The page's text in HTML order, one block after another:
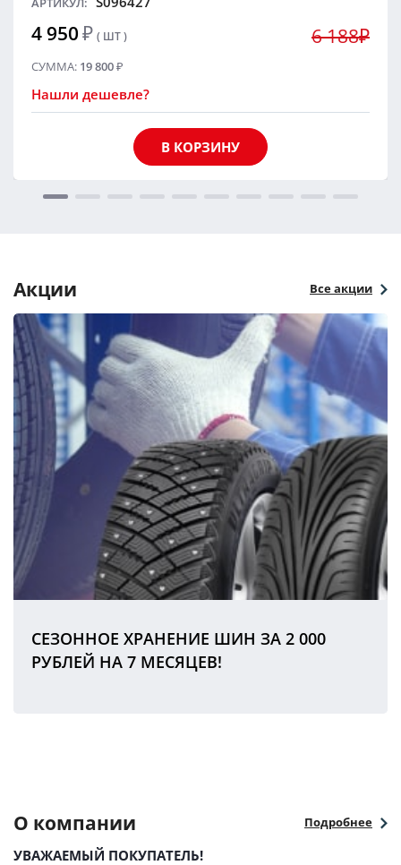
4 950₽ ( ШТ ) 6 188₽
СУММА: 19 800₽
Нашли дешевле?
В КОРЗИНУ
Акции Все акции
СЕЗОННОЕ ХРАНЕНИЕ ШИН ЗА 2 000
РУБЛЕЙ НА 7 МЕСЯЦЕВ!
О компании Подробнее
УВАЖАЕМЫЙ ПОКУПАТЕЛЬ!